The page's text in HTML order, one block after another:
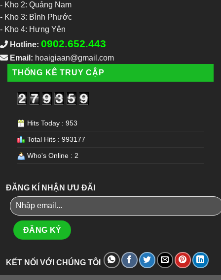
- Kho 2: Quảng Nam
- Kho 3: Bình Phước
- Kho 4: Hưng Yên
Hotline: 0902.652.443
Email: hoaigiaan@gmail.com
THỐNG KÊ TRUY CẬP
Hits Today : 953
Total Hits : 993177
Who's Online : 2
ĐĂNG KÍ NHẬN ƯU ĐÃI
KẾT NỐI VỚI CHÚNG TÔI